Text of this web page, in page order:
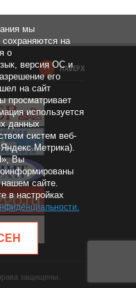
НАВЕРХ
защищены.
мы
на
о
версия ОС и
его
на сайт
просматривает
используется
данных
систем веб-
Вы
сайте.
в настройках
.